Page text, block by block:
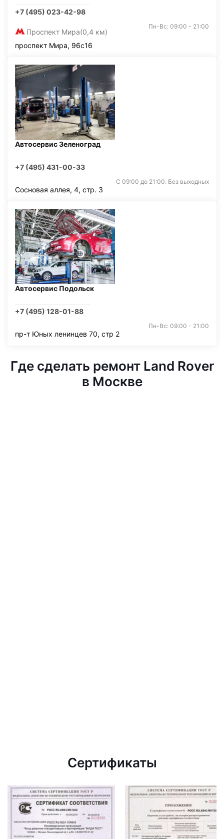
+7 (495) 023-42-98
Проспект Мира(0,4 км)
Пн-Вс: 09:00 - 21:00
проспект Мира, 96с16
Автосервис Зеленоград
+7 (495) 431-00-33
С 09:00 до 21:00. Без выходных
Сосновая аллея, 4, стр. 3
Автосервис Подольск
+7 (495) 128-01-88
Пн-Вс: 09:00 - 21:00
пр-т Юных ленинцев 70, стр 2
Где сделать ремонт Land Rover
в Москве
Сертификаты